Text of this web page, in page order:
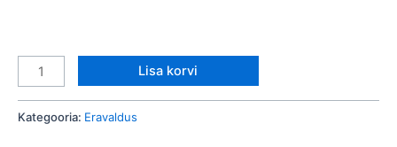
Lisa korvi
Kategooria: Eravaldus